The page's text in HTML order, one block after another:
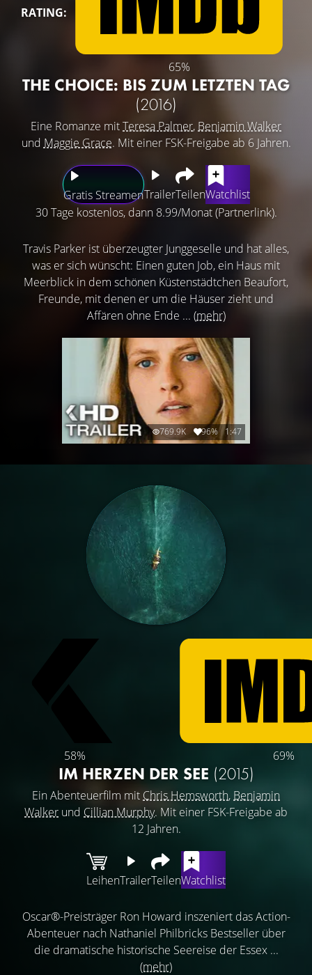
RATING:
65%
THE CHOICE: BIS ZUM LETZTEN TAG
(2016)
Eine Romanze mitTeresa Palmer, Benjamin Walker
und Maggie Grace. Mit einer FSK-Freigabe ab 6 Jahren.
Gratis StreamenTrailerTeilenWatchlist
30 Tage kostenlos, dann 8.99/Monat (Partnerlink).
Travis Parker ist überzeugter Junggeselle und hat alles,
was er sich wünscht: Einen guten Job, ein Haus mit
Meerblick in dem schönen Küstenstädtchen Beaufort,
Freunde, mit denen er um die Häuser zieht und
Affären ohne Ende ... (mehr)
769.9K 96% 1:47
58% 69%
IM HERZEN DER SEE (2015)
Ein Abenteuerfilm mit Chris Hemsworth, Benjamin
Walker und Cillian Murphy. Mit einer FSK-Freigabe ab
12 Jahren.
LeihenTrailerTeilenWatchlist
Oscar®-Preisträger Ron Howard inszeniert das Action-
Abenteuer nach Nathaniel Philbricks Bestseller über
die dramatische historische Seereise der Essex ...
(mehr)